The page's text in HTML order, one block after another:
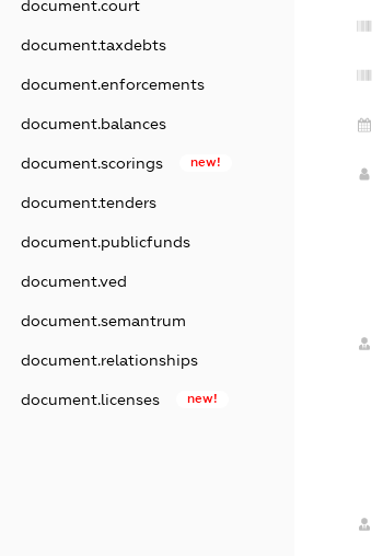
document.court
document.taxdebts
document.enforcements
document.balances
document.scorings new!
document.tenders
document.publicfunds
document.ved
document.semantrum
document.relationships
document.licenses new!